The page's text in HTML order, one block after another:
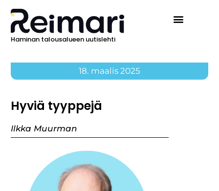
Haminan talousalueen uutislehti
18. maalis 2025
Hyviä tyyppejä
Ilkka Muurman